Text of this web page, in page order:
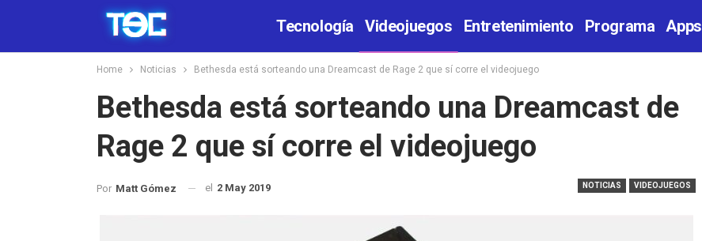
Tecnología Videojuegos Entretenimiento Programa Apps
Home Noticias Bethesda está sorteando una Dreamcast de Rage 2 que sí corre el videojuego
Bethesda está sorteando una Dreamcast de
Rage 2 que sí corre el videojuego
NOTICIAS VIDEOJUEGOS
Por Matt Gómez el 2 May 2019